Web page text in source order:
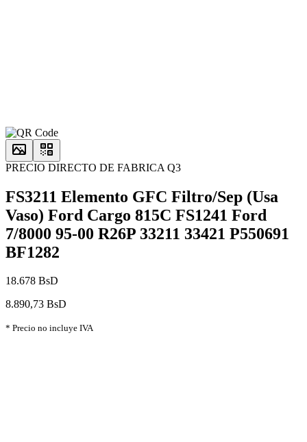
PRECIO DIRECTO DE FABRICA Q3
FS3211 Elemento GFC Filtro/Sep (Usa
Vaso) Ford Cargo 815C FS1241 Ford
7/8000 95-00 R26P 33211 33421 P550691
BF1282
18.678 BsD
8.890,73 BsD
* Precio no incluye IVA